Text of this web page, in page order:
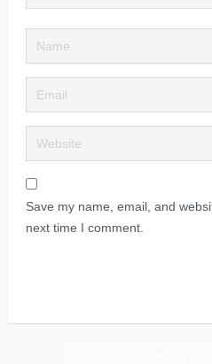
Save my name, email, and
next time I comment.